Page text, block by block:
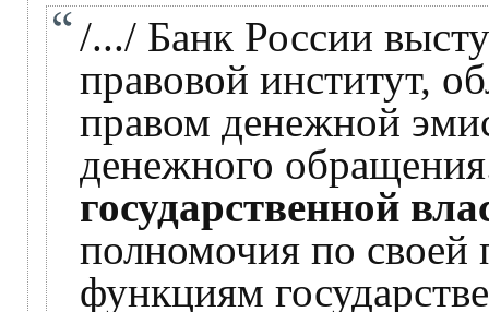
/.../ Банк России
правовой институт,
правом денежной
денежного
государственной
полномочия по своей
функциям